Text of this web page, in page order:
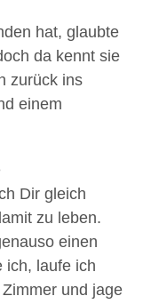
hat, glaubte
da kennt sie
zurück ins
einem
Dir gleich
zu leben.
einen
ich, laufe ich
und jage